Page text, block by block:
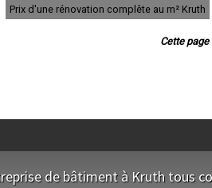
à Guebwiller
à Cernay
à Wittelsheim
à Ensisheim
à Huningue
à Lutterbach
à Sainte-Marie-aux-Mines
Prix d'une rénovation complête au m² Kruth
Cette
de bâtiment à Kruth tous